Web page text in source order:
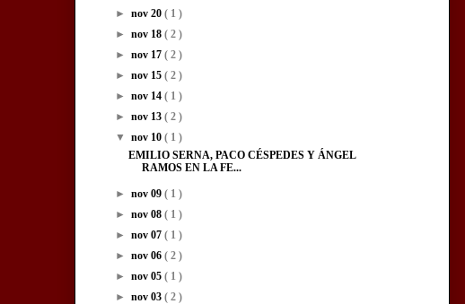
► nov 20 ( 1 )
► nov 18 ( 2 )
► nov 17 ( 2 )
► nov 15 ( 2 )
► nov 14 ( 1 )
► nov 13 ( 2 )
▼ nov 10 ( 1 )
EMILIO SERNA, PACO CÉSPEDES Y ÁNGEL
RAMOS EN LA FE...
► nov 09 ( 1 )
► nov 08 ( 1 )
► nov 07 ( 1 )
► nov 06 ( 2 )
► nov 05 ( 1 )
► nov 03 ( 2 )